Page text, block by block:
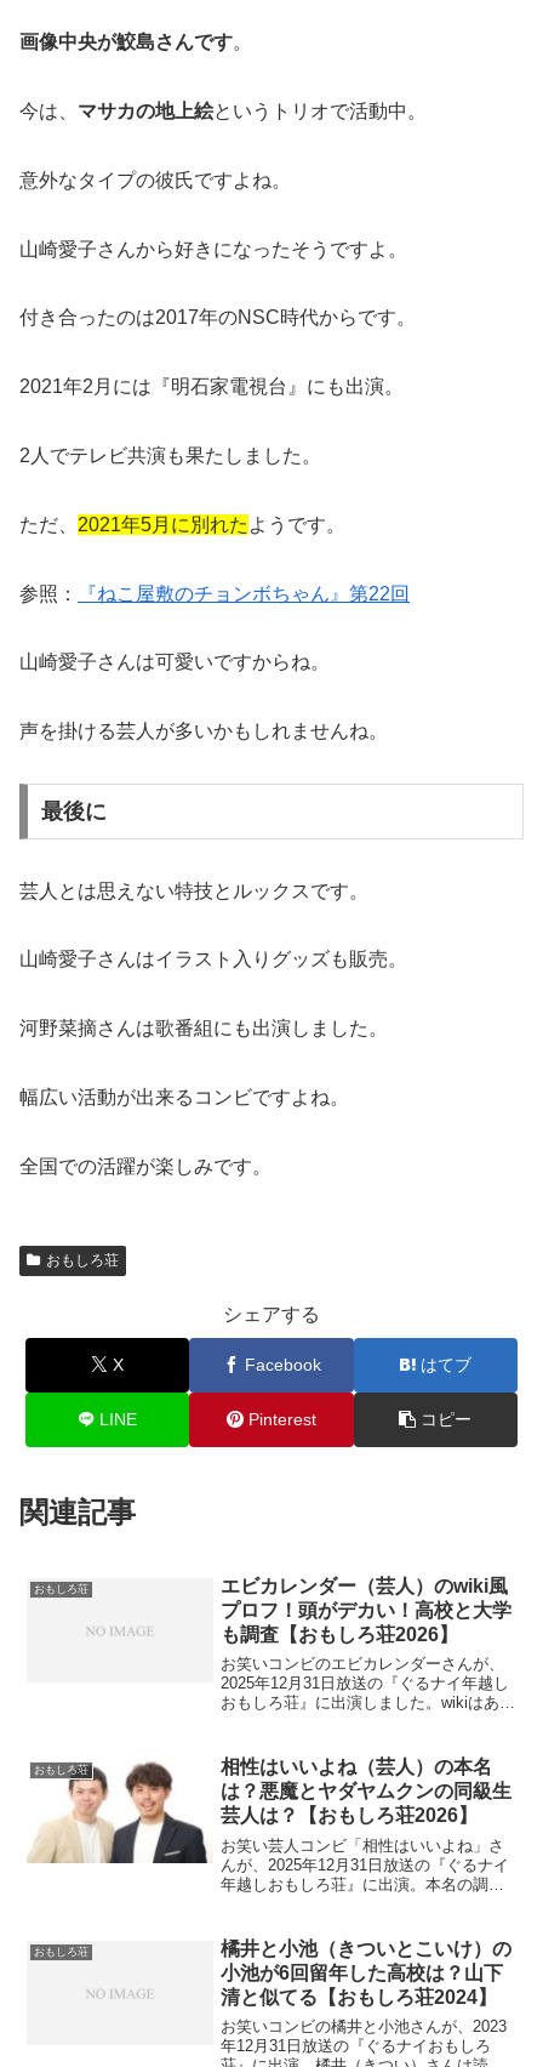
画像中央が鮫島さんです。
今は、 マサカの地上絵というトリオで活動中。
意外なタイプの彼氏ですよね。
山崎愛子さんから好きになったそうですよ。
付き合ったのは2017年のNSC時代からです。
2021年2月には『明石家電視台』にも出演。
2人でテレビ共演も果たしました。
ただ、 2021年5月に別れた ようです。
参照： 『ねこ屋敷のチョンボちゃん』第22回
山崎愛子さんは可愛いですからね。
声を掛ける芸人が多いかもしれませんね。
最後に
芸人とは思えない特技とルックスです。
山崎愛子さんはイラスト入りグッズも販売。
河野菜摘さんは歌番組にも出演しました。
幅広い活動が出来るコンビですよね。
全国での活躍が楽しみです。
おもしろ荘
シェアする
X Facebook はてブ
LINE Pinterest コピー
関連記事
おもしろ荘
エビカレンダー（芸人）のwiki風
プロフ！頭がデカい！高校と大学
も調査【おもしろ荘2026】
お笑いコンビのエビカレンダーさんが、
2025年12月31日放送の『ぐるナイ年越し
おもしろ荘』に出演しました。wikiはあり
調べます。今回は、その点を見ていきま
す。
おもしろ荘
相性はいいよね（芸人）の本名
は？悪魔とヤダヤムクンの同級生
芸人は？【おもしろ荘2026】
お笑い芸人コンビ「相性はいいよね」さ
んが、2025年12月31日放送の『ぐるナイ
年越しおもしろ荘』に出演。本名の調査
おもしろ荘
橘井と小池（きついとこいけ）の
小池が6回留年した高校は？山下
清と似てる【おもしろ荘2024】
お笑いコンビの橘井と小池さんが、2023
年12月31日放送の『ぐるナイおもしろ